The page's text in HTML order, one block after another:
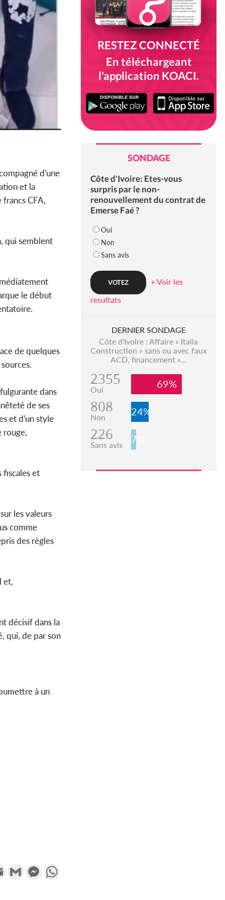
d'une
et la
CFA,
qui semblent
le début
de quelques
dans
de ses
et d'un style
rouge,
fiscales et
les valeurs
comme
des règles
et,
décisif dans la
qui, de par son
à un
Email Gmail Messenger
RESTEZ CONNECTÉ
En téléchargeant
l'application KOACI.
SONDAGE
Côte d'Ivoire: Etes-vous
surpris par le non-
renouvellement du contrat de
Emerse Faé ?
Oui
Non
Sans avis
+ Voir les
resultats
DERNIER SONDAGE
Côte d'Ivoire : Affaire « Italia
Construction » sans ou avec faux
ACD, financement «...
2355
Oui 69%
808
Non 24%
226
Sans avis 7%